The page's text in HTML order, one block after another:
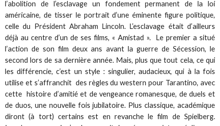
l’abolition de l’esclavage un fondement permanent de la loi
américaine, de tisser le portrait d’une éminente figure politique,
celle du Président Abraham Lincoln. L’esclavage était d’ailleurs
déjà au centre d’un de ses films, « Amistad ». Le premier a situé
l’action de son film deux ans avant la guerre de Sécession, le
second lors de sa dernière année. Mais, plus que tout cela, ce qui
les différencie, c’est un style : singulier, audacieux, qui à la fois
utilise et s’affranchit des règles du western pour Tarantino, avec
cette histoire d’amitié et de vengeance romanesque, de duels et
de duos, une nouvelle fois jubilatoire. Plus classique, académique
diront (à tort) certains est en revanche le film de Spielberg.